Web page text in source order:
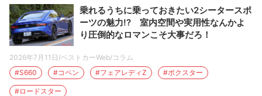
乗れるうちに乗っておきたい2シータースポ
ーツの魅力!? 室内空間や実用性なんかよ
り圧倒的なロマンこそ大事だろ！
2026年7月11日 /ベストカーWeb/コラム
S660
コペン フェアレディZ ボクスター
ロードスター